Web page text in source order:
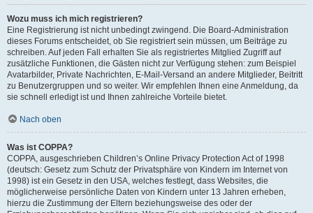
Wozu muss ich mich registrieren?
Eine Registrierung ist nicht unbedingt zwingend. Die Board-Administration
dieses Forums entscheidet, ob Sie registriert sein müssen, um Beiträge zu
schreiben. Auf jeden Fall erhalten Sie als registriertes Mitglied Zugriff auf
zusätzliche Funktionen, die Gästen nicht zur Verfügung stehen: zum Beispiel
Avatarbilder, Private Nachrichten, E-Mail-Versand an andere Mitglieder, Beitritt
zu Benutzergruppen und so weiter. Wir empfehlen Ihnen eine Anmeldung, da
sie schnell erledigt ist und Ihnen zahlreiche Vorteile bietet.
Nach oben
Was ist COPPA?
COPPA, ausgeschrieben Children’s Online Privacy Protection Act of 1998
(deutsch: Gesetz zum Schutz der Privatsphäre von Kindern im Internet von
1998) ist ein Gesetz in den USA, welches festlegt, dass Websites, die
möglicherweise persönliche Daten von Kindern unter 13 Jahren erheben,
hierzu die Zustimmung der Eltern beziehungsweise des oder der